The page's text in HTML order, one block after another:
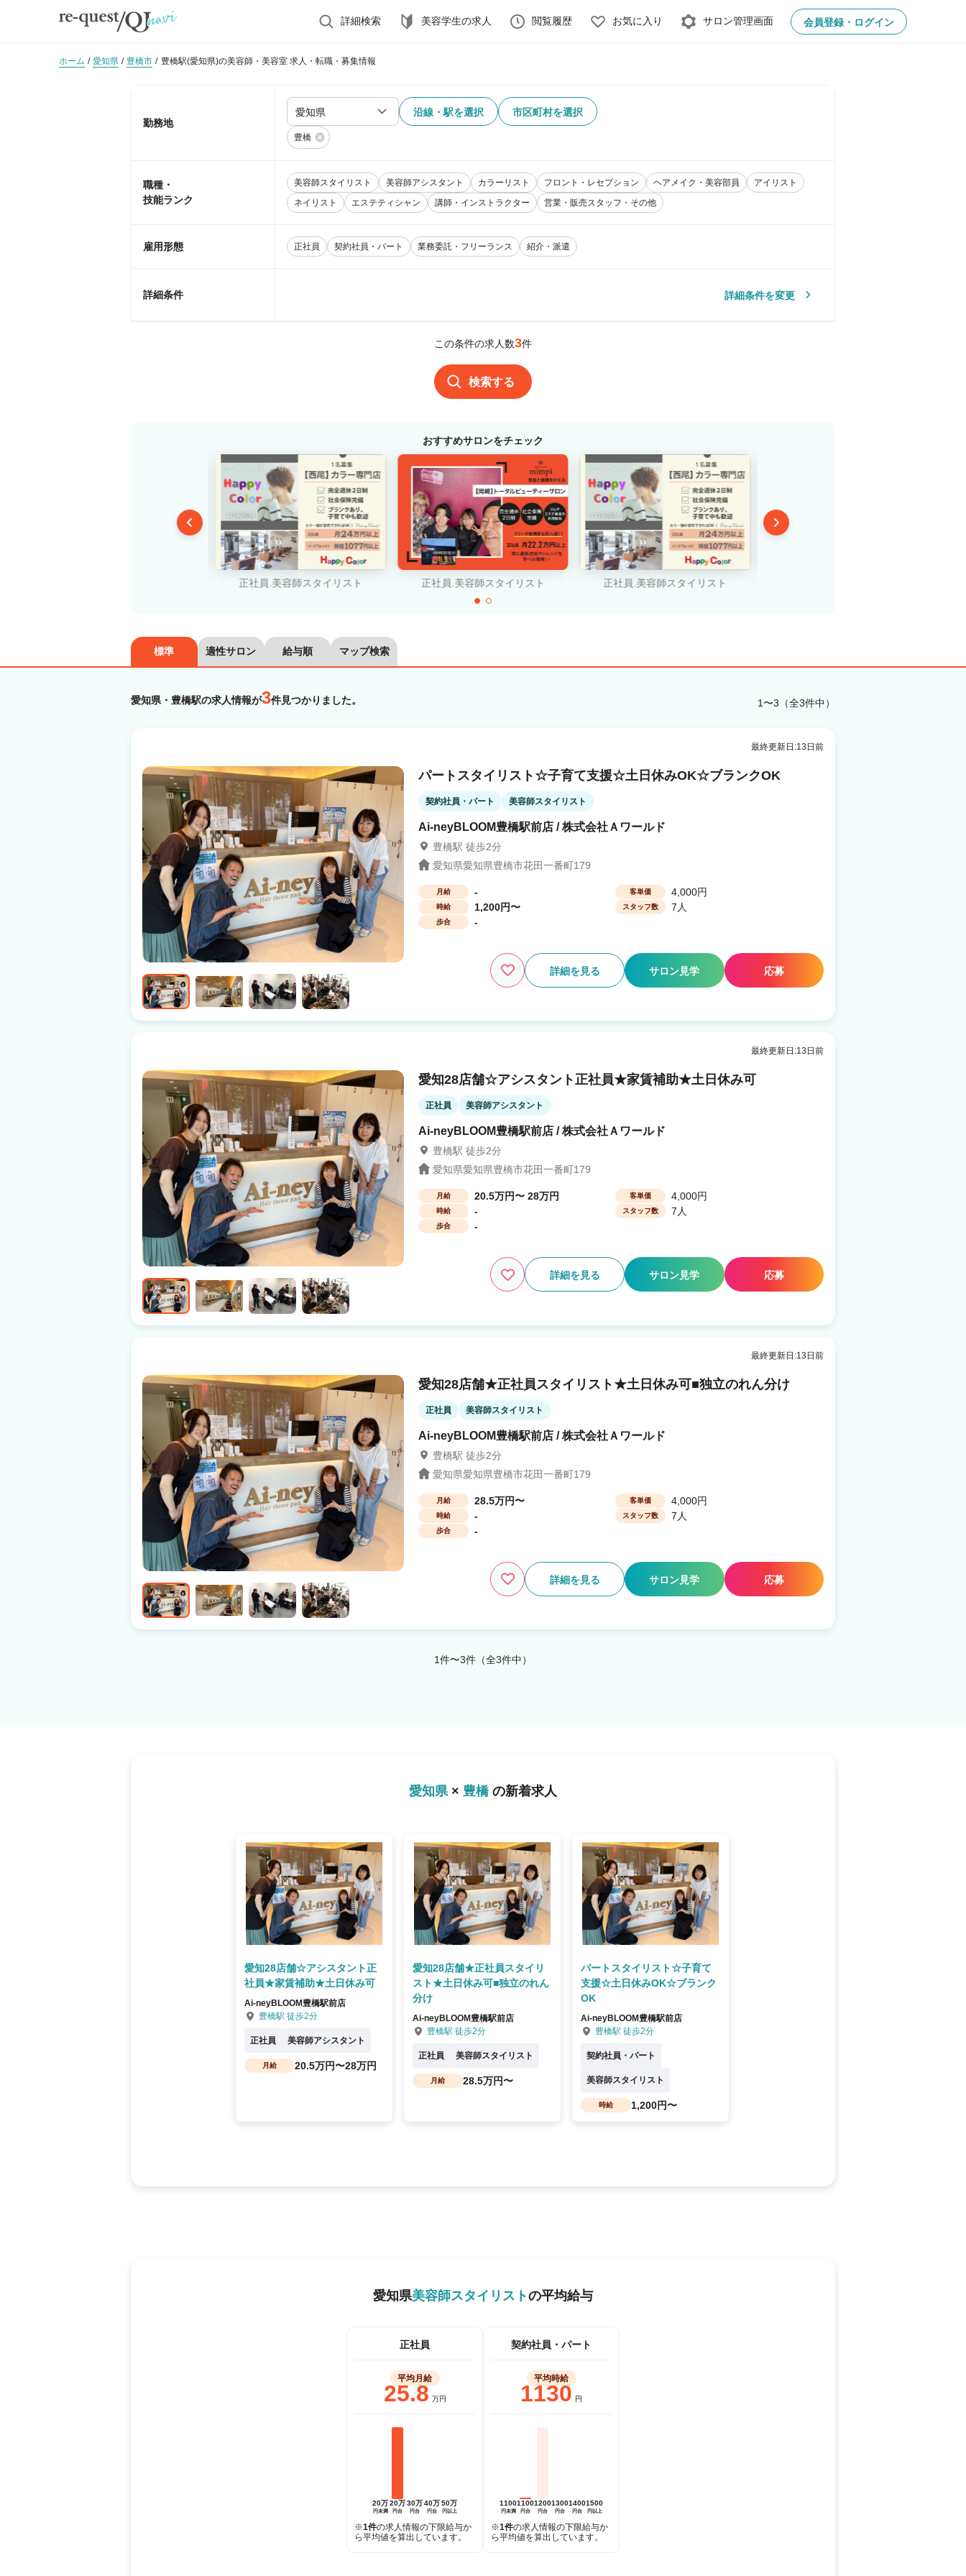
詳細検索 美容学生の求人 閲覧履歴 お気に入り サロン管理画面 会員登録・ログイン
ホーム 愛知県 豊橋市 豊橋駅(愛知県)の美容師・美容室 求人・転職・募集情報
勤務地
沿線・駅を選択 市区町村を選択
豊橋
職種・
技能ランク
美容師スタイリスト 美容師アシスタント カラーリスト フロント・レセプション ヘアメイク・美容部員
アイリスト
ネイリスト
エステティシャン 講師・インストラクター 営業・販売スタッフ・その他
雇用形態 正社員 契約社員・パート 業務委託・フリーランス 紹介・派遣
詳細条件 詳細条件を変更
この条件の求人数3件
検索する
おすすめサロンをチェック
正社員.美容師スタイリスト 正社員.美容師スタイリスト 正社員.美容師スタイリスト
標準 適性サロン 給与順 マップ検索
愛知県・豊橋駅の求人情報が3件見つかりました。 1〜3（全3件中）
最終更新日:13日前
パートスタイリスト☆子育て支援☆土日休みOK☆ブランクOK
契約社員・パート 美容師スタイリスト
Ai-neyBLOOM豊橋駅前店 / 株式会社Ａワールド
豊橋駅 徒歩2分
愛知県愛知県豊橋市花田一番町179
月給 - 客単価 4,000円
時給 1,200円〜 スタッフ数 7人
歩合 -
詳細を見る サロン見学 応募
最終更新日:13日前
愛知28店舗☆アシスタント正社員★家賃補助★土日休み可
正社員 美容師アシスタント
Ai-neyBLOOM豊橋駅前店 / 株式会社Ａワールド
豊橋駅 徒歩2分
愛知県愛知県豊橋市花田一番町179
月給 20.5万円〜 28万円 客単価 4,000円
時給 - スタッフ数 7人
歩合 -
詳細を見る サロン見学 応募
最終更新日:13日前
愛知28店舗★正社員スタイリスト★土日休み可■独立のれん分け
正社員 美容師スタイリスト
Ai-neyBLOOM豊橋駅前店 / 株式会社Ａワールド
豊橋駅 徒歩2分
愛知県愛知県豊橋市花田一番町179
月給 28.5万円〜 客単価 4,000円
時給 - スタッフ数 7人
歩合 -
詳細を見る サロン見学 応募
1件〜3件（全3件中）
愛知県× 豊橋 の新着求人
愛知28店舗☆アシスタント正
社員★家賃補助★土日休み可
Ai-neyBLOOM豊橋駅前店
豊橋駅 徒歩2分
正社員 美容師アシスタント
月給 20.5万円〜28万円
愛知28店舗★正社員スタイリ
スト★土日休み可■独立のれん
分け
Ai-neyBLOOM豊橋駅前店
豊橋駅 徒歩2分
正社員 美容師スタイリスト
月給 28.5万円〜
パートスタイリスト☆子育て
支援☆土日休みOK☆ブランク
OK
Ai-neyBLOOM豊橋駅前店
豊橋駅 徒歩2分
契約社員・パート
美容師スタイリスト
時給 1,200円〜
愛知県美容師スタイリストの平均給与
正社員
平均月給
25.8 万円
20万
円未満
20万
円台
30万
円台
40万
円台
50万
円以上
※1件の求人情報の下限給与か
ら平均値を算出しています。
契約社員・ パート
平均時給
1130 円
1100
円未満
1100
円台
1200
円台
1300
円台
1400
円台
1500
円以上
※1件の求人情報の下限給与か
ら平均値を算出しています。